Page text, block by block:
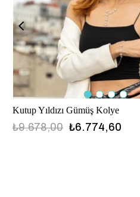
Kutup Yıldızı Gümüş Kolye
₺6.774,60
₺9.678,00